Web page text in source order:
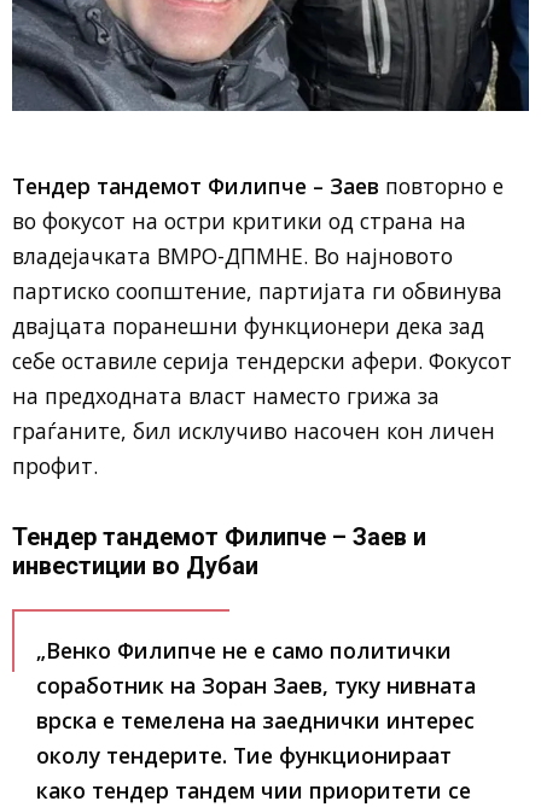
Тендер тандемот Филипче – Заев повторно е
во фокусот на остри критики од страна на
владејачката ВМРО-ДПМНЕ. Во најновото
партиско соопштение, партијата ги обвинува
двајцата поранешни функционери дека зад
себе оставиле серија тендерски афери. Фокусот
на предходната власт наместо грижа за
граѓаните, бил исклучиво насочен кон личен
профит.
Тендер тандемот Филипче – Заев и
инвестиции во Дубаи
„Венко Филипче не е само политички
соработник на Зоран Заев, туку нивната
врска е темелена на заеднички интерес
околу тендерите. Тие функционираат
како тендер тандем чии приоритети се